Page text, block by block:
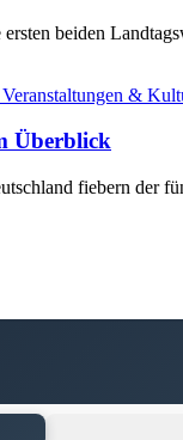
beiden
Veranstaltungen &
Überblick
fiebern der